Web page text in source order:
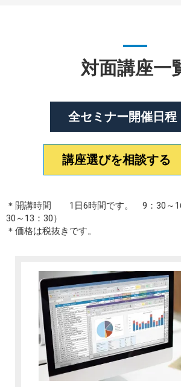
対面講座一
全セミナー開催日程
講座選びを相談する
＊開講時間 1日6時間です。 9：30～16
30～13：30）
＊価格は税抜きです。